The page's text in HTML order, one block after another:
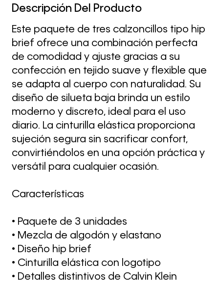
Descripción Del Producto
Este paquete de tres calzoncillos tipo hip
brief ofrece una combinación perfecta
de comodidad y ajuste gracias a su
confección en tejido suave y flexible que
se adapta al cuerpo con naturalidad. Su
diseño de silueta baja brinda un estilo
moderno y discreto, ideal para el uso
diario. La cinturilla elástica proporciona
sujeción segura sin sacrificar confort,
convirtiéndolos en una opción práctica y
versátil para cualquier ocasión.
Características
• Paquete de 3 unidades
• Mezcla de algodón y elastano
• Diseño hip brief
• Cinturilla elástica con logotipo
• Detalles distintivos de Calvin Klein